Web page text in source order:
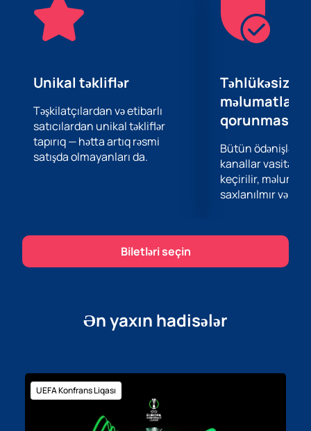
təhlükəsizliyinə və rahatlığına zəmanət verilir. Biz bir
neçə ödəniş variantını və elektron biletlərin operativ
çatdırılmasını təklif edirik. Bu, uzun növbələrin qarşısını
həqiqiliyinə və yüksək xidmət səviyyəsinə əmin ola
bilərlər.
Konsert Saqopa Kajmer – Bu, təkcə sevdiyiniz
mahnıların canlı ifasından həzz almaq fürsəti deyil,
həm də genişmiqyaslı musiqi festivalının bir hissəsi
olmaq üçün unikal şansdır. Tədbirin yaş həddi 12+
olması onu geniş auditoriya üçün əlçatan edir. Sizin və
yaxınlarınızın bu unudulmaz tədbirdə yer almasını
EGP Arenada
Sagopa Kajmer konsertinə
və gecəni türk rep səhnəsinin ən yaxşı ifaçılarından
unudulmaz musiqi təcrübəsinə hazırlaşın.
Unikal təkliflər
Təşkilatçılardan və etibarlı
satıcılardan unikal təkliflər
tapırıq — hətta artıq rəsmi
satışda olmayanları da.
Təhlükəsiz
məlumatların
qorunması
Bütün ödənişlər
kanallar
keçirilir,
saxlanılmır və
Biletləri seçin
Ən yaxın hadisələr
UEFA Konfrans Liqası